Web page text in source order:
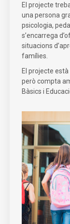
El projecte
una persona
psicologia,
s’encarrega
situacions
famílies.
El projecte
però compta
Bàsics i